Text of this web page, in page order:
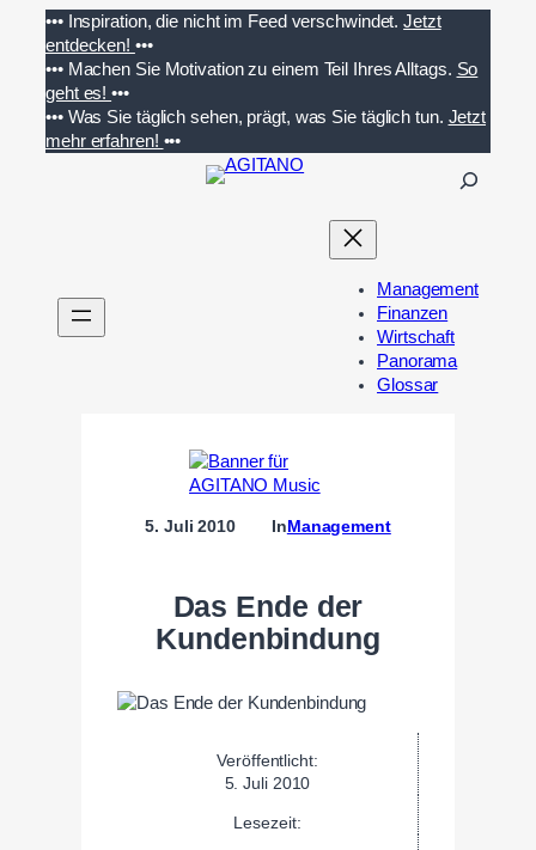
Inhalt
springen
••• Inspiration, die nicht im Feed verschwindet. Jetzt
entdecken! •••
••• Machen Sie Motivation zu einem Teil Ihres Alltags. So
geht es!•••
••• Was Sie täglich sehen, prägt, was Sie täglich tun. Jetzt
mehr erfahren! •••
n
Management
Finanzen
Wirtschaft
Panorama
Glossar
5. Juli 2010 InManagement
Das Ende der
Kundenbindung
Veröffentlicht:
5. Juli 2010
Lesezeit: